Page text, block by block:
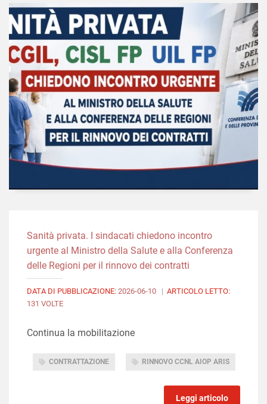
Sanità privata. I sindacati chiedono incontro
urgente al Ministro della Salute e alla Conferenza
delle Regioni per il rinnovo dei contratti
DATA DI PUBBLICAZIONE: 2026-06-10 | ARTICOLO LETTO:
131 VOLTE
Continua la mobilitazione
CONTRATTAZIONE RINNOVO CCNL AIOP ARIS
Leggi articolo